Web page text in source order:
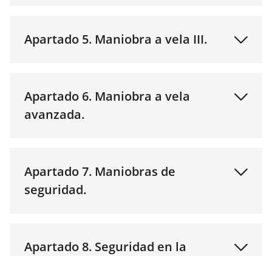
Apartado 5. Maniobra a vela III.
Apartado 6. Maniobra a vela
avanzada.
Apartado 7. Maniobras de
seguridad.
Apartado 8. Seguridad en la